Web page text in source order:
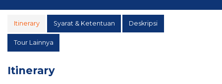
Itinerary Syarat & Ketentuan Deskripsi
Tour Lainnya
Itinerary